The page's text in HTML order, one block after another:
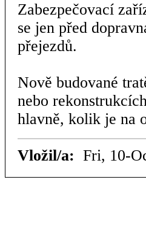
Zabezpečovací
se jen před
přejezdů.
Nově budované
nebo
hlavně, kolik je na
Vložil/a: Fri, 10-